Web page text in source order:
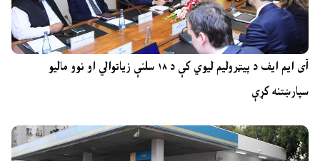
آی ایم ایف د پیټرولیم لیوي کې د ۱۸ سلنې زیاتوالي او نوو مالیو
سپارښتنه کړې